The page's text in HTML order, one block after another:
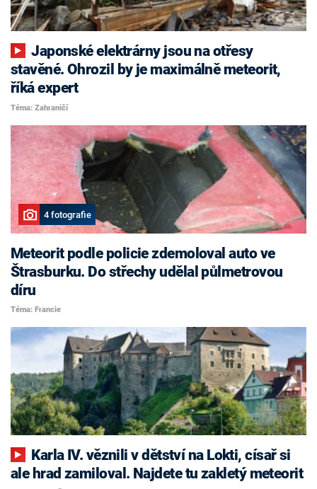
Japonské elektrárny jsou na otřesy
stavěné. Ohrozil by je maximálně meteorit,
říká expert
Téma: Zahraničí
4 fotografie
Meteorit podle policie zdemoloval auto ve
Štrasburku. Do střechy udělal půlmetrovou
díru
Téma: Francie
ale hrad zamiloval. Najdete tu zakletý meteorit